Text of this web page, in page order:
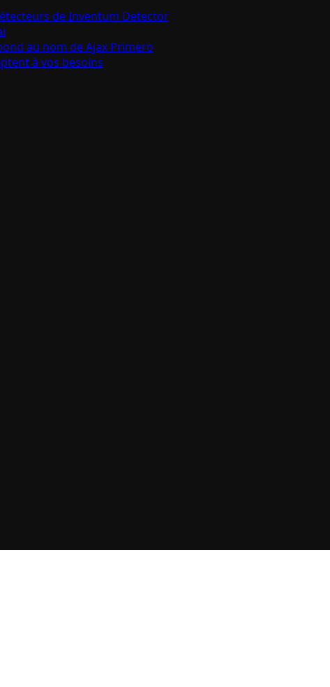
de Inventum Detector
au nom de Ajax Primero
à vos besoins